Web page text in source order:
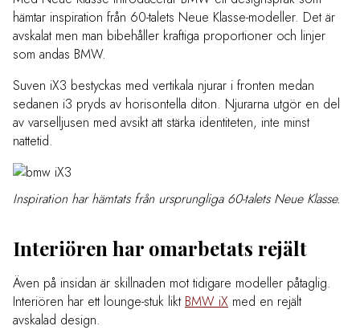
hämtar inspiration från 60-talets Neue Klasse-modeller. Det är
avskalat men man bibehåller kraftiga proportioner och linjer
som andas BMW.
Suven iX3 bestyckas med vertikala njurar i fronten medan
sedanen i3 pryds av horisontella diton. Njurarna utgör en del
av varselljusen med avsikt att stärka identiteten, inte minst
nattetid.
Inspiration har hämtats från ursprungliga 60-talets Neue Klasse.
Interiören har omarbetats rejält
Även på insidan är skillnaden mot tidigare modeller påtaglig.
Interiören har ett lounge-stuk likt BMW iX med en rejält
avskalad design.